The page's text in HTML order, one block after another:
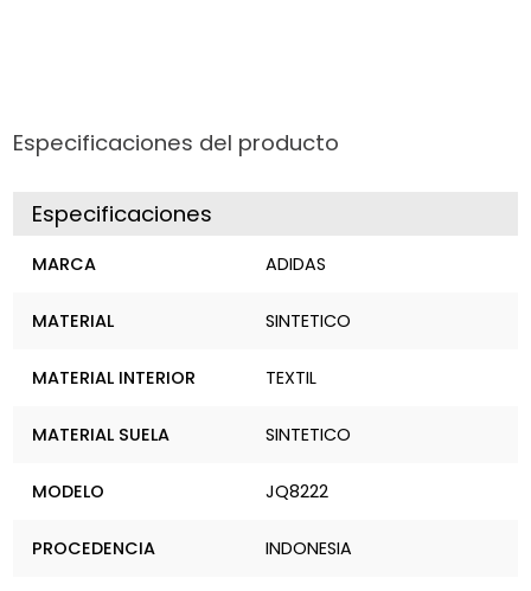
Especificaciones del producto
Especificaciones
MARCA ADIDAS
MATERIAL SINTETICO
MATERIAL INTERIOR TEXTIL
MATERIAL SUELA SINTETICO
MODELO JQ8222
PROCEDENCIA INDONESIA